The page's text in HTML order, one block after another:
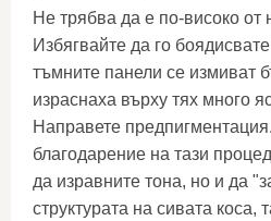
Не трябва да е по-високо от
Избягвайте да го
тъмните панели се измиват
израснаха върху тях много
Направете
благодарение на тази
да изравните тона, но и да
структурата на сивата коса,